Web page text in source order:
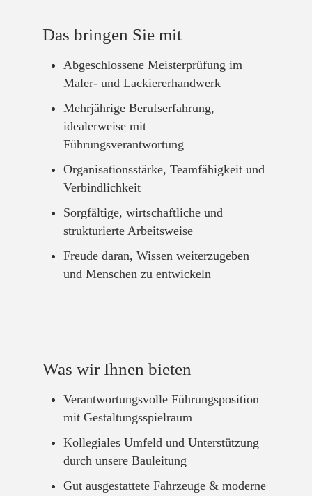
Das bringen Sie mit
Abgeschlossene Meisterprüfung im
Maler- und Lackiererhandwerk
Mehrjährige Berufserfahrung,
idealerweise mit
Führungsverantwortung
Organisationsstärke, Teamfähigkeit und
Verbindlichkeit
Sorgfältige, wirtschaftliche und
strukturierte Arbeitsweise
Freude daran, Wissen weiterzugeben
und Menschen zu entwickeln
Was wir Ihnen bieten
Verantwortungsvolle Führungsposition
mit Gestaltungsspielraum
Kollegiales Umfeld und Unterstützung
durch unsere Bauleitung
Gut ausgestattete Fahrzeuge & moderne